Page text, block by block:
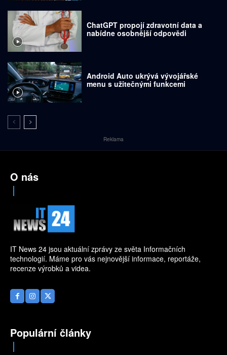
ChatGPT propojí zdravotní data a
nabídne osobnější odpovědi
Android Auto ukrývá vývojářské
menu s užitečnými funkcemi
Reklama
O nás
IT News 24 jsou aktuální zprávy ze světa Informačních
technologií. Máme pro vás nejnovější informace, reportáže,
recenze výrobků a videa.
Populární články